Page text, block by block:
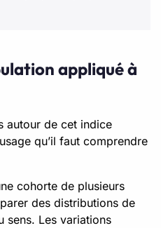
appliqué à
autour de cet indice
qu’il faut comprendre
cohorte de plusieurs
des distributions de
sens. Les variations